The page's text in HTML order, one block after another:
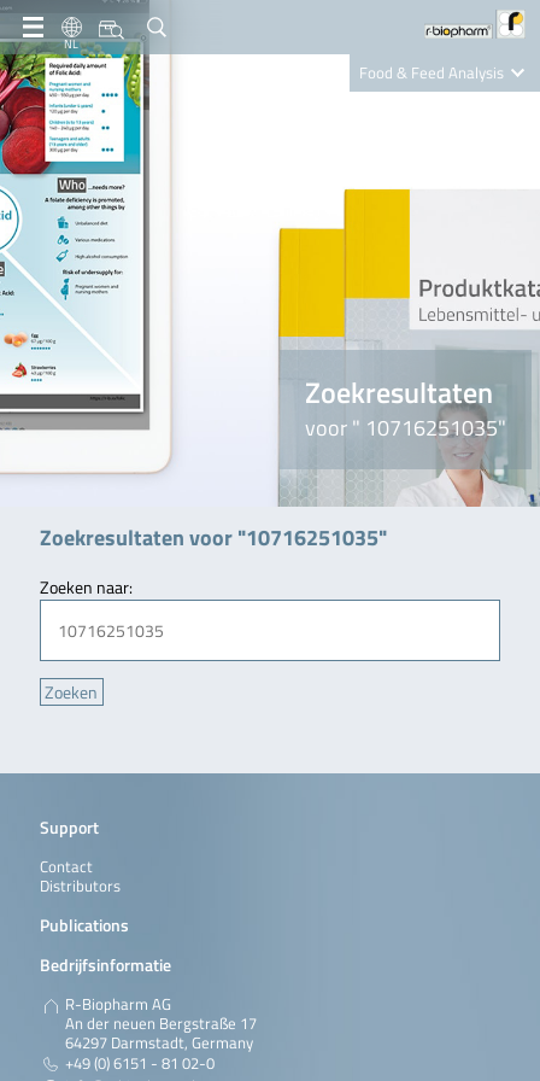
NL
Food & Feed Analysis
Nutrition Care
Zoekresultaten
voor " 10716251035"
Zoekresultaten voor "10716251035"
Zoeken naar:
Support
Contact
Distributors
Publications
Bedrijfsinformatie
R-Biopharm AG
An der neuen Bergstraße 17
64297 Darmstadt, Germany
+49 (0) 6151 - 81 02-0